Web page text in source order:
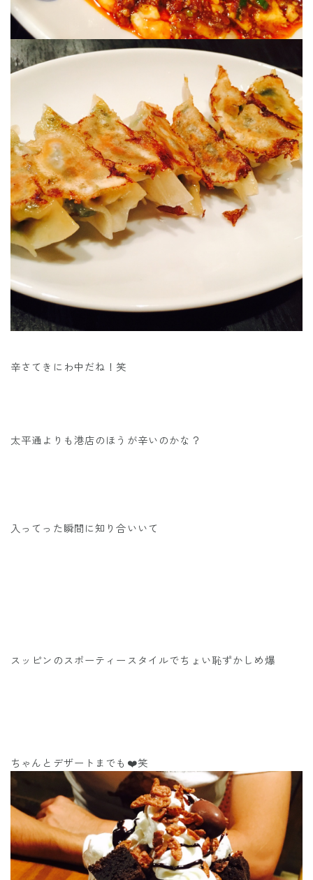
辛さてきにわ中だね！笑
太平通よりも港店のほうが辛いのかな？
入ってった瞬間に知り合いいて
スッピンのスポーティースタイルでちょい恥ずかしめ爆
ちゃんとデザートまでも❤️笑